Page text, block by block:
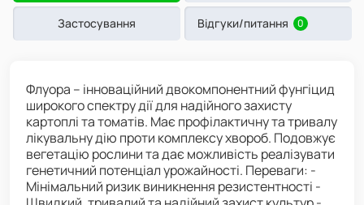
Застосування Відгуки/питання 0
Флуора – інноваційний двокомпонентний фунгіцид
широкого спектру дії для надійного захисту
картоплі та томатів. Має профілактичну та тривалу
лікувальну дію проти комплексу хвороб. Подовжує
вегетацію рослини та дає можливість реалізувати
генетичний потенціал урожайності. Переваги: -
Мінімальний ризик виникнення резистентності -